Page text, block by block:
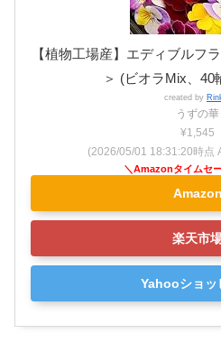
【植物工場産】エディブルフ
＞ (ビオラMix、40
created by
うずの華
¥1,545
(2026/05/01 18:31:20時点
Amazon
楽天市
Yahooショッ